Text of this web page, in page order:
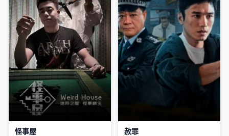
怪事屋 赦罪